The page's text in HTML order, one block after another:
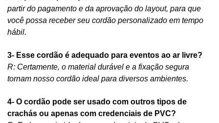
partir do pagamento e da aprovação do layout, para que
você possa receber seu cordão personalizado em tempo
hábil.
3- Esse cordão é adequado para eventos ao ar livre?
R: Certamente, o material durável e a fixação segura
tornam nosso cordão ideal para diversos ambientes.
4- O cordão pode ser usado com outros tipos de
crachás ou apenas com credenciais de PVC?